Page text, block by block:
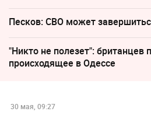
Песков: СВО может
"Никто не полезет": британцев
происходящее в Одессе
30 мая, 09:27